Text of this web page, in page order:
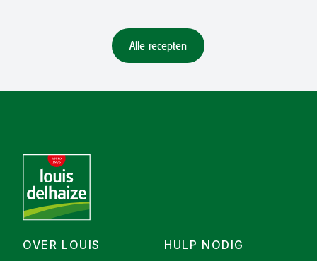
Alle recepten
OVER LOUIS
HULP NODIG